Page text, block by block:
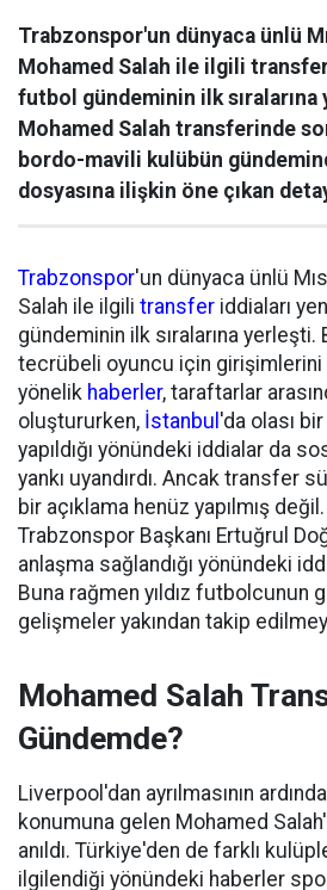
Trabzonspor'un dünyaca ünlü
Mohamed Salah ile ilgili
futbol gündeminin ilk sıralarına
Mohamed Salah transferinde
bordo-mavili kulübün
dosyasına ilişkin öne çıkan
Trabzonspor'un dünyaca ünlü
Salah ile ilgili transfer iddiaları
gündeminin ilk sıralarına
tecrübeli oyuncu için
yönelik haberler, taraftarlar
oluştururken, İstanbul 'da olası bir
yapıldığı yönündeki iddialar da
yankı uyandırdı. Ancak transfer
bir açıklama henüz yapılmış
Trabzonspor Başkanı Ertuğrul
anlaşma sağlandığı yönündeki
Buna rağmen yıldız futbolcunun
gelişmeler yakından takip
Mohamed Salah
Gündemde?
Liverpool'dan ayrılmasının
konumuna gelen Mohamed
anıldı. Türkiye'den de farklı
ilgilendiği yönündeki haberler